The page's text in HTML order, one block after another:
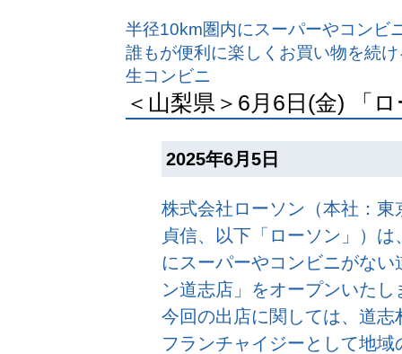
半径10km圏内にスーパーやコンビ
誰もが便利に楽しくお買い物を続
生コンビニ
＜山梨県＞6月6日(金) 「
2025年6月5日
株式会社ローソン（本社：
貞信、以下「ローソン」）
にスーパーやコンビニがな
ン道志店」をオープンいたし
今回の出店に関しては、道志
フランチャイジーとして地